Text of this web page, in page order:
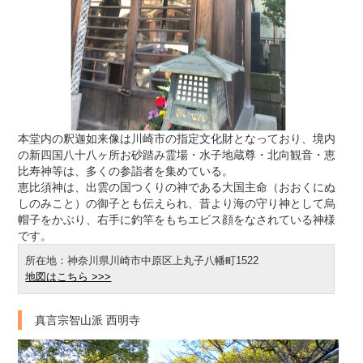
本堂内の釈迦如来像は川崎市の指定文化財となっており、境内
の新四国八十八ヶ所お砂踏み霊場・水子地蔵尊・北向観音・恵
比寿神等は、多くの参詣者を集めている。
恵比須神は、出雲の国つくりの神である大国主命（おおくにぬ
しのみこと）の御子とも伝えられ、昔より海の守り神として烏
帽子をかぶり、右手に釣竿をもちエビス顔をなされている神様
です。
所在地：神奈川県川崎市中原区上丸子八幡町1522
地図はこちら >>>
真言宗智山派 西明寺